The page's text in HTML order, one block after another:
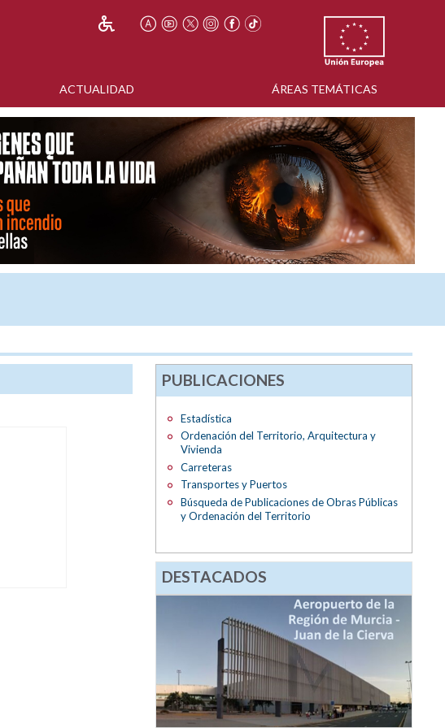
ACTUALIDAD ÁREAS TEMÁTICAS
PUBLICACIONES
Estadística
Ordenación del Territorio, Arquitectura y
Vivienda
Carreteras
Transportes y Puertos
Búsqueda de Publicaciones de Obras Públicas
y Ordenación del Territorio
DESTACADOS